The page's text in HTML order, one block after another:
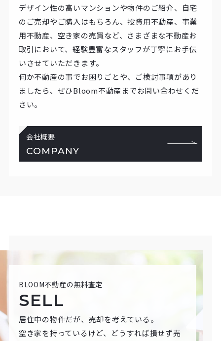
デザイン性の高いマンションや物件のご紹介、自宅
のご売却やご購入はもちろん、投資用不動産、事業
用不動産、空き家の売買など、さまざまな不動産お
取引において、経験豊富なスタッフが丁寧にお手伝
いさせていただきます。
何か不動産の事でお困りごとや、ご検討事項があり
ましたら、ぜひBloom不動産までお問い合わせくだ
さい。
会社概要
COMPANY
BLOOM不動産の無料査定
SELL
居住中の物件だが、売却を考えている。
空き家を持っているけど、どうすれば損せず売